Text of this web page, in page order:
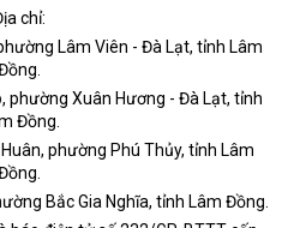
chỉ:
Lâm Viên - Đà Lạt, tỉnh Lâm
phường Xuân Hương - Đà Lạt, tỉnh
Đồng.
phường Phú Thủy, tỉnh Lâm
Bắc Gia Nghĩa, tỉnh Lâm Đồng.